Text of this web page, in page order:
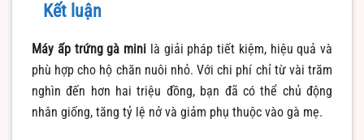
Kết luận
Máy ấp trứng gà mini là giải pháp tiết kiệm, hiệu quả và
phù hợp cho hộ chăn nuôi nhỏ. Với chi phí chỉ từ vài trăm
nghìn đến hơn hai triệu đồng, bạn đã có thể chủ động
nhân giống, tăng tỷ lệ nở và giảm phụ thuộc vào gà mẹ.